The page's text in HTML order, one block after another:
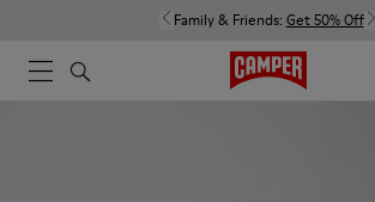
Family & Friends: Get 50% Off